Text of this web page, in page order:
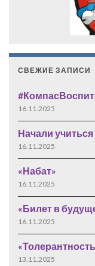
СВЕЖИЕ ЗАПИСИ
16.11.2025
Начали
16.11.2025
«Набат»
16.11.2025
«Билет в
16.11.2025
13.11.2025